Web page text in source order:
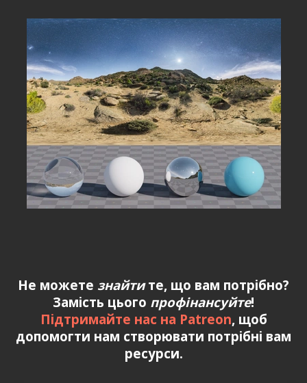
Не можете знайтите, що вам потрібно?
Замість цього профінансуйте!
Підтримайте нас на Patreon, щоб
допомогти нам створювати потрібні вам
ресурси.